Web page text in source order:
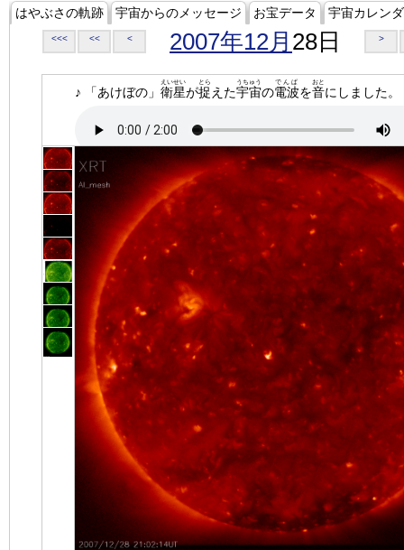
はやぶさの軌跡 宇宙からのメッセージ お宝データ 宇宙カレン
<<< << < 2007年12月 28日 >
♪ 「あけぼの」 衛星
えいせい
が捉
とら
えた宇宙
うちゅう
の電波
でんぱ
を音
おと
にしました。